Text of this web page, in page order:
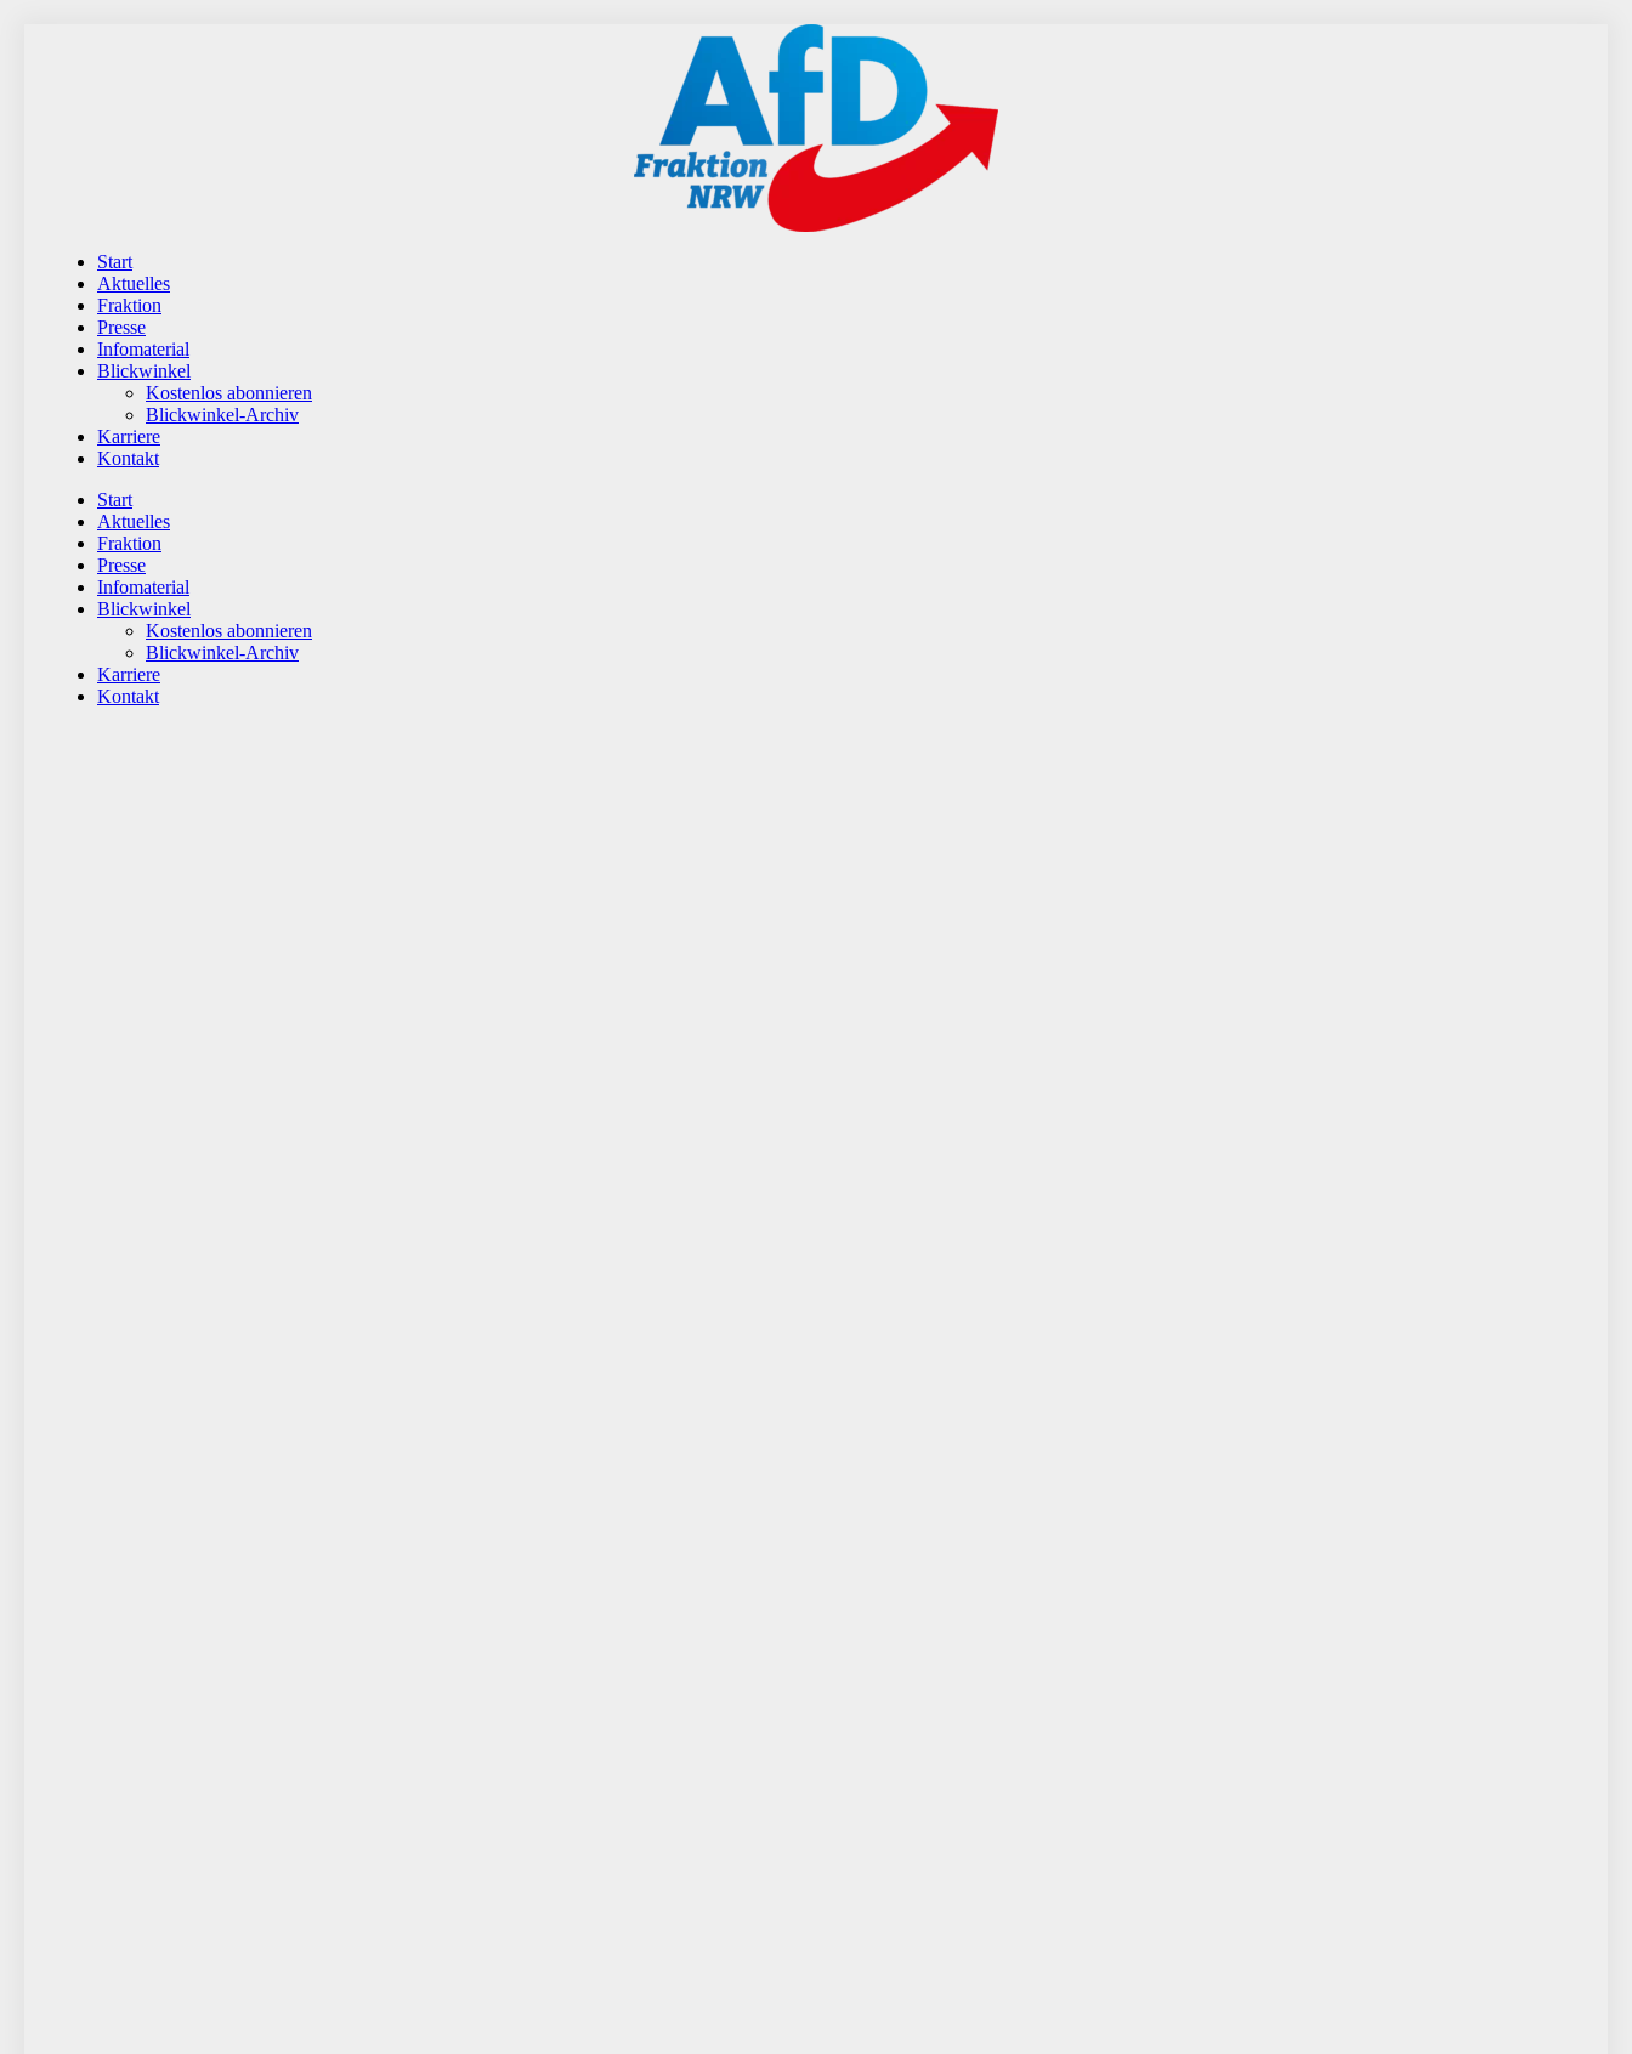
Start
Aktuelles
Fraktion
Presse
Infomaterial
Blickwinkel
Kostenlos abonnieren
Blickwinkel-Archiv
Karriere
Kontakt
Start
Aktuelles
Fraktion
Presse
Infomaterial
Blickwinkel
Kostenlos abonnieren
Blickwinkel-Archiv
Karriere
Kontakt